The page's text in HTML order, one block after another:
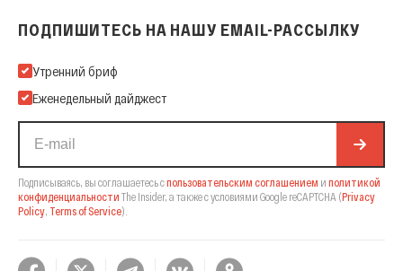
ПОДПИШИТЕСЬ НА НАШУ EMAIL-РАССЫЛКУ
Подпишитесь на нашу Email-рассылку
Утренний бриф
Еженедельный дайджест
Подписываясь, вы соглашаетесь спользовательским соглашением и политикой
конфиденциальности The Insider, а также с условиями Google reCAPTCHA (Privacy
Policy, Terms of Service).